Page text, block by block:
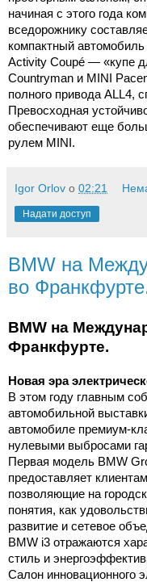
начиная с этого года
вседорожнику
компактный
Activity Coupé — «купе
Countryman и MINI
полного привода ALL4,
Превосходная
обеспечивают еще
рулем MINI.
Igor Orlov о 02:21
Надати доступ
BMW на
во
BMW на
Франкфурте.
Новая эра
В этом году главным
автомобильной
автомобиле премиум-
нулевыми выбросами
Первая модель BMW
предоставляет
позволяющие на
понятия, как
развитие и сетевое
BMW i3 отражаются
стиль и
Салон инновационного